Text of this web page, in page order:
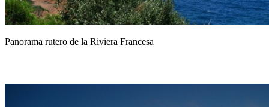
Panorama rutero de la Riviera Francesa